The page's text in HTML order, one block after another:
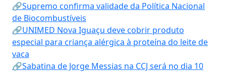
🔗Supremo confirma validade da Política Nacional
de Biocombustíveis
🔗UNIMED Nova Iguaçu deve cobrir produto
especial para criança alérgica à proteína do leite de
vaca
🔗Sabatina de Jorge Messias na CCJ será no dia 10